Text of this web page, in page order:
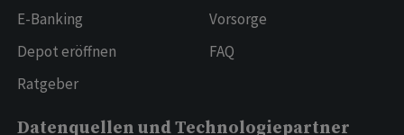
E-Banking
Depot eröffnen
Ratgeber
Vorsorge
FAQ
Datenquellen und Technologiepartner